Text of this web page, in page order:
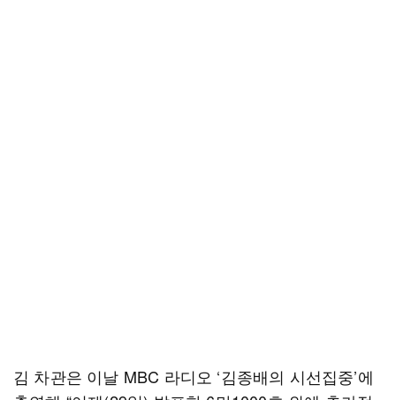
김 차관은 이날 MBC 라디오 ‘김종배의 시선집중’에